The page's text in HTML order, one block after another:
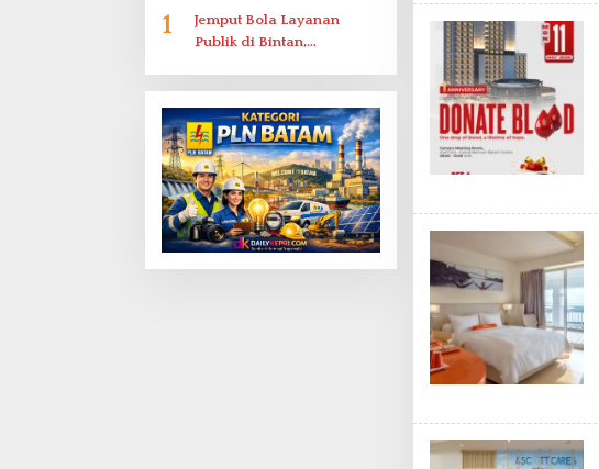
1
Jemput Bola Layanan
Publik di Bintan,
Solar Nelayan